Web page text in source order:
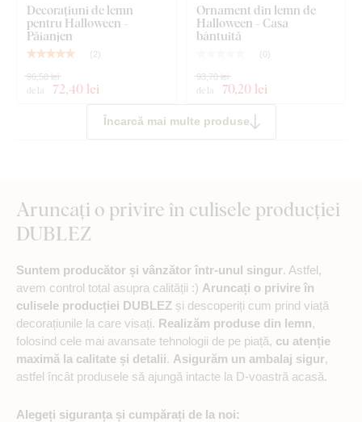
Decorațiuni de lemn
pentru Halloween -
Păianjen
( 2)
de la 72,40 lei
96,50 lei
Ornament din lemn de
Halloween - Casa
bântuită
( 0)
de la 70,20 lei
93,70 lei
Încarcă mai multe produse
Aruncați o privire în culisele producției
DUBLEZ
Suntem producător și vânzător într-unul singur. Astfel,
avem control total asupra calității :) Aruncați o privire în
culisele producției DUBLEZ și descoperiți cum prind viață
decorațiunile la care visați. Realizăm produse din lemn,
folosind cele mai avansate tehnologii de pe piață, cu atenție
maximă la calitate și detalii. Asigurăm un ambalaj sigur,
astfel încât produsele să ajungă intacte la D-voastră acasă.
Alegeți siguranța și cumpărați de la noi: